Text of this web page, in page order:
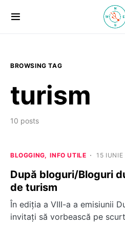
BROWSING TAG
turism
10 posts
BLOGGING INFO UTILE 15
După bloguri/Bloguri
de turism
În ediţia a VIII-a a emisiunii
invitaţi să vorbească pe